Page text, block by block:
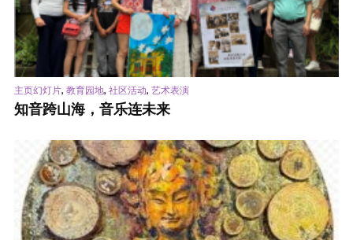
主页幻灯片, 教育园地, 社区活动, 艺术表演
知音跨山海，音乐连未来